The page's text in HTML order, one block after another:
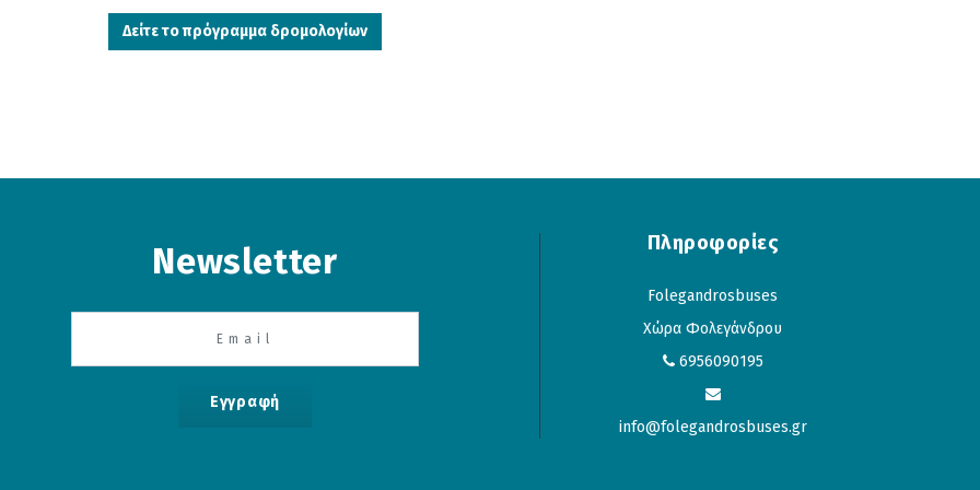
Δείτε το πρόγραμμα δρομολογίων
Newsletter
Εγγραφή
Πληροφορίες
Folegandrosbuses
Χώρα Φολεγάνδρου
6956090195
info@folegandrosbuses.gr